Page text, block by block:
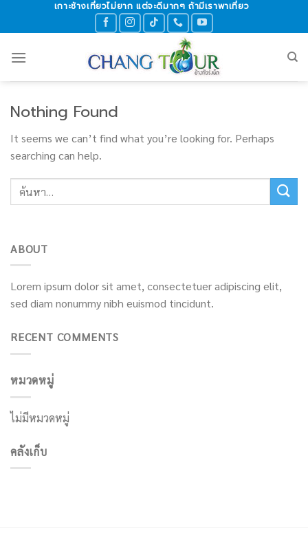
เกาะช้างเที่ยวไม่ยาก แต่จะดีมากๆ ถ้ามีเราพาเที่ยว
Nothing Found
It seems we can’t find what you’re looking for. Perhaps
searching can help.
ABOUT
Lorem ipsum dolor sit amet, consectetuer adipiscing elit,
sed diam nonummy nibh euismod tincidunt.
RECENT COMMENTS
หมวดหมู่
ไม่มีหมวดหมู่
คลังเก็บ